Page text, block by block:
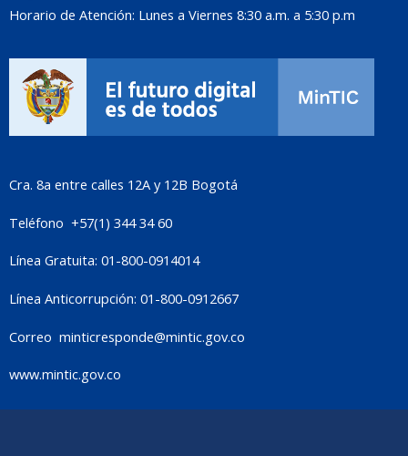
Horario de Atención: Lunes a Viernes 8:30 a.m. a 5:30 p.m
Cra. 8a entre calles 12A y 12B Bogotá
Teléfono +57(1) 344 34 60
Línea Gratuita: 01-800-0914014
Línea Anticorrupción: 01-800-0912667
Correo minticresponde@mintic.gov.co
www.mintic.gov.co